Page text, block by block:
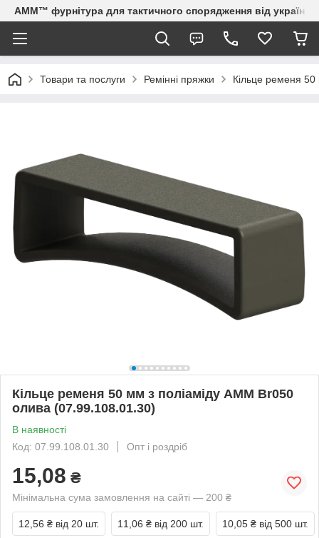
AMM™ фурнітура для тактичного спорядження від
Товари та послуги Ремінні пряжки Кільце ременя
Кільце ременя 50 мм з поліаміду AMM Br050
олива (07.99.108.01.30)
В наявності
Код: 07.99.108.01.30
Опт і роздріб
15,08 ₴
Мінімальна сума замовлення на сайті — 200 ₴
12,56 ₴ від 20 шт. 11,06 ₴ від 200 шт. 10,05 ₴ від 500 шт.